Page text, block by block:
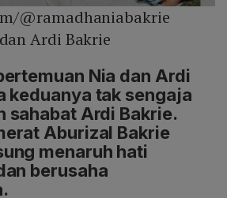
@ramadhaniabakrie
Ardi Bakrie
Nia dan Ardi
keduanya tak sengaja
sahabat Ardi Bakrie.
Aburizal Bakrie
menaruh hati
berusaha